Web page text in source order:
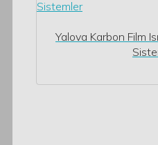
Yalova Karbon Film